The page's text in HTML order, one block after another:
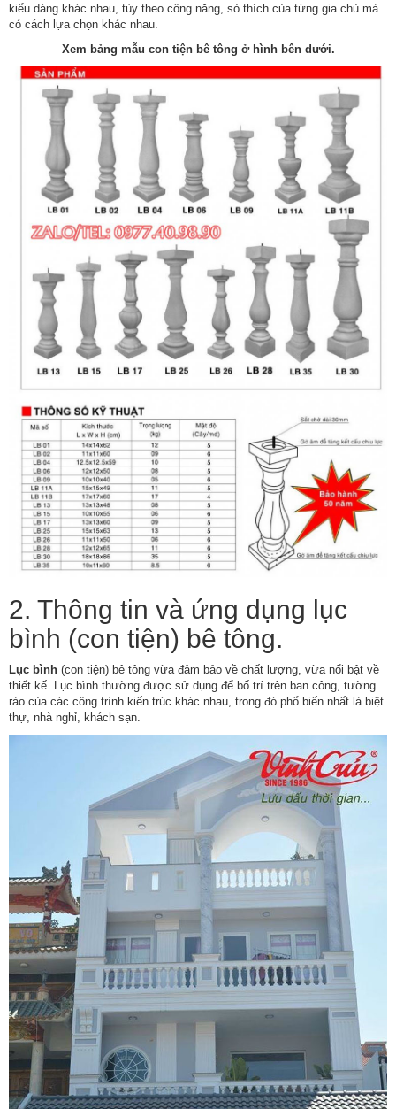
kiểu dáng khác nhau, tùy theo công năng, sỏ thích của từng gia chủ mà
có cách lựa chọn khác nhau.
Xem bảng mẫu con tiện bê tông ở hình bên dưới.
2. Thông tin và ứng dụng lục
bình (con tiện) bê tông.
Lục bình (con tiện) bê tông vừa đảm bảo về chất lượng, vừa nổi bật về
thiết kế. Lục bình thường được sử dụng để bố trí trên ban công, tường
rào của các công trình kiến trúc khác nhau, trong đó phổ biến nhất là biệt
thự, nhà nghỉ, khách sạn.